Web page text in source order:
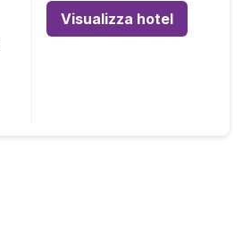
Visualizza hotel